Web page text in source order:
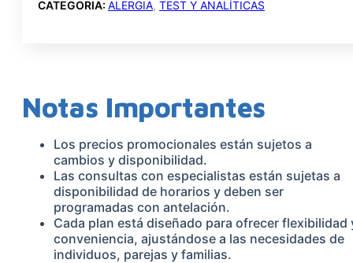
CATEGORIA: ALERGIA, TEST Y ANALÍTICAS
Notas Importantes
Los precios promocionales están sujetos a
cambios y disponibilidad.
Las consultas con especialistas están sujetas a
disponibilidad de horarios y deben ser
programadas con antelación.
Cada plan está diseñado para ofrecer flexibilidad
conveniencia, ajustándose a las necesidades de
individuos, parejas y familias.